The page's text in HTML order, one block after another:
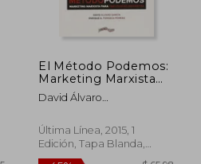
El Método Podemos:
Marketing Marxista
Para Partidos no
Marxistas
David Álvaro
Fonseca Porras
Última Línea, 2015, 1
Edición, Tapa Blanda,
Nuevo